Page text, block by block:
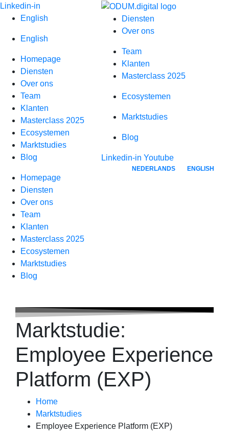
Spring
naar
Diensten
Over ons
Team
Klanten
Masterclass 2025
Ecosystemen
Marktstudies
Blog
Linkedin-in Youtube
NEDERLANDS ENGLISH
Linkedin-in
English
English
Homepage
Diensten
Over ons
Team
Klanten
Masterclass 2025
Ecosystemen
Marktstudies
Blog
Homepage
Diensten
Over ons
Team
Klanten
Masterclass 2025
Ecosystemen
Marktstudies
Blog
Marktstudie:
Employee Experience
Platform (EXP)
Home
Marktstudies
Employee Experience Platform (EXP)